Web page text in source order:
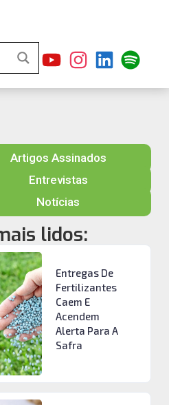
Artigos Assinados
Entrevistas
Notícias
lidos:
Entregas De
Fertilizantes
Caem E
Acendem
Alerta Para A
Safra